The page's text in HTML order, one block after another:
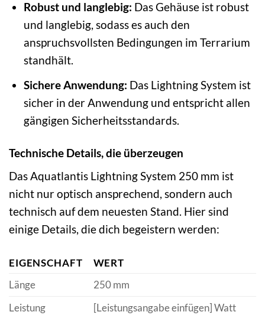
Robust und langlebig: Das Gehäuse ist robust
und langlebig, sodass es auch den
anspruchsvollsten Bedingungen im Terrarium
standhält.
Sichere Anwendung: Das Lightning System ist
sicher in der Anwendung und entspricht allen
gängigen Sicherheitsstandards.
Technische Details, die überzeugen
Das Aquatlantis Lightning System 250 mm ist
nicht nur optisch ansprechend, sondern auch
technisch auf dem neuesten Stand. Hier sind
einige Details, die dich begeistern werden:
EIGENSCHAFT
WERT
Länge
250 mm
Leistung
[Leistungsangabe einfügen] Watt